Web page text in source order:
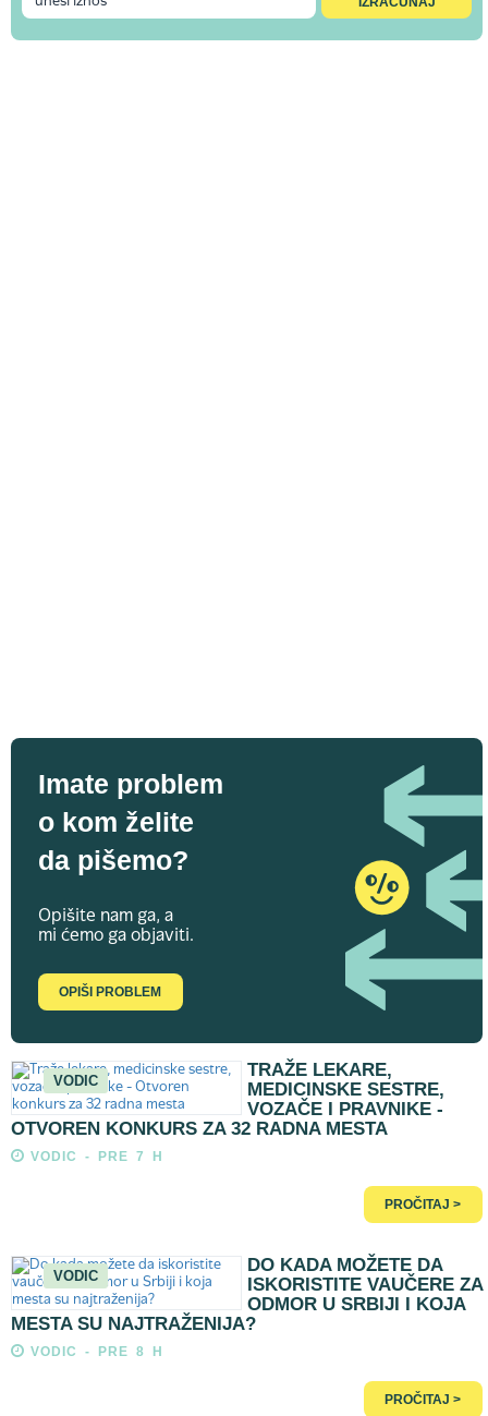
Imate problem
o kom želite
da pišemo?
Opišite nam ga, a
mi ćemo ga objaviti.
OPIŠI PROBLEM
VODIC
TRAŽE LEKARE,
MEDICINSKE SESTRE,
VOZAČE I PRAVNIKE -
OTVOREN KONKURS ZA 32 RADNA MESTA
VODIC - PRE 7 H
PROČITAJ >
VODIC
DO KADA MOŽETE DA
ISKORISTITE VAUČERE ZA
ODMOR U SRBIJI I KOJA
MESTA SU NAJTRAŽENIJA?
VODIC - PRE 8 H
PROČITAJ >